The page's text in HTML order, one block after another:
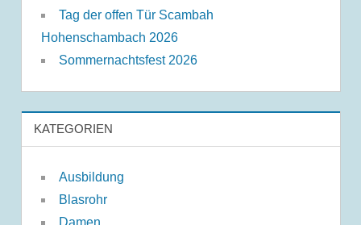
Tag der offen Tür Scambah
Hohenschambach 2026
Sommernachtsfest 2026
KATEGORIEN
Ausbildung
Blasrohr
Damen